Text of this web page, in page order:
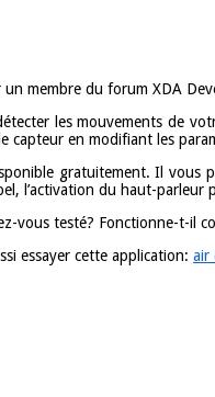
un membre du forum XDA
les mouvements de
capteur en modifiant les
gratuitement. Il
l’activation du haut-
vous testé? Fonctionne-t-il
essayer cette application: air